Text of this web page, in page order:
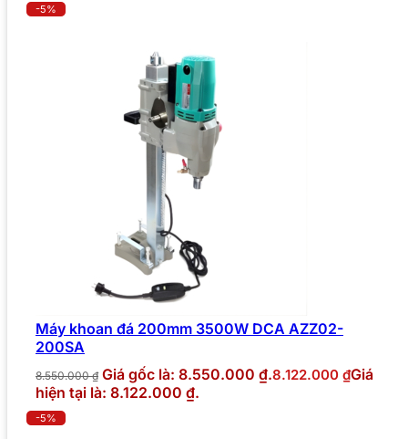
-5%
Máy khoan đá 200mm 3500W DCA AZZ02-
200SA
8.550.000₫ Giá gốc là: 8.550.000 ₫.8.122.000 ₫Giá
hiện tại là: 8.122.000 ₫.
-5%